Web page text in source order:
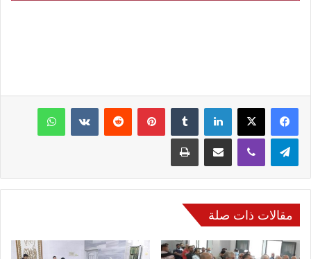
فيسبوك لينكدإن بينتيريست
مقالات ذات صلة